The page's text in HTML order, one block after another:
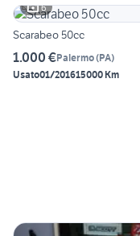
6
Scarabeo 50cc
1.000 €Palermo(PA)
Usato01/201615000 Km